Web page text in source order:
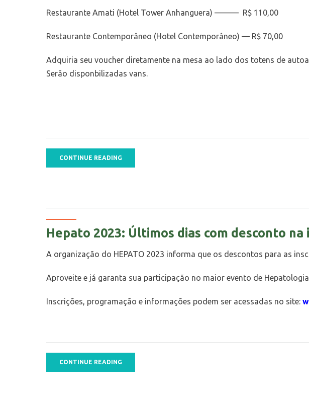
Restaurante Amati (Hotel Tower Anhanguera) ——— R$ 110,00
Restaurante Contemporâneo (Hotel Contemporâneo) — R$ 70,00
Adquiria seu voucher diretamente na mesa ao lado dos totens de
Serão disponbilizadas vans.
CONTINUE READING
Hepato 2023: Últimos dias com desconto na
A organização do HEPATO 2023 informa que os descontos para as
Aproveite e já garanta sua participação no maior evento de
Inscrições, programação e informações podem ser acessadas no site:
CONTINUE READING